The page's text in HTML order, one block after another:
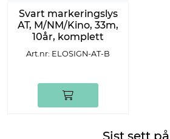
Svart markeringslys
AT, M/NM/Kino, 33m,
10år, komplett
Art.nr: ELOSIGN-AT-B